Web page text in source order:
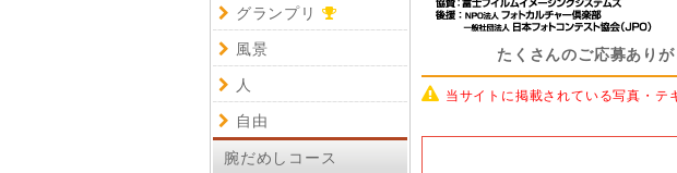
グランプリ
風景
人
自由
腕だめしコース
たくさんのご応募ありが
当サイトに掲載されている写真・テ